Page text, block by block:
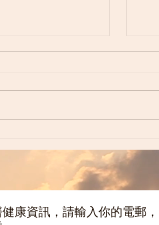
搬
康資訊，請輸入你的電郵